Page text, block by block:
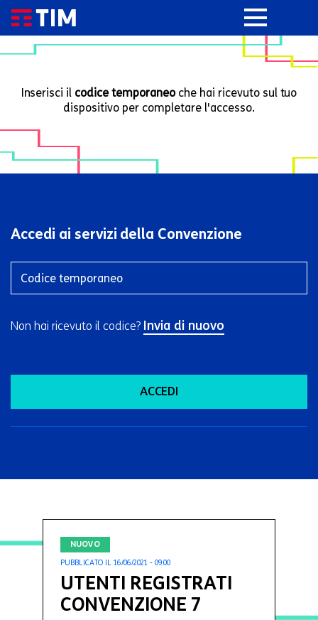
Accedi ai servizi della Convenzione
Codice temporaneo
Non hai ricevuto il codice? Invia di nuovo
ACCEDI
Inserisci il codice temporaneoche hai ricevuto sul tuo
dispositivo per completare l'accesso.
NUOVO
PUBBLICATO IL 16/06/2021 - 09:00
UTENTI REGISTRATI
CONVENZIONE 7